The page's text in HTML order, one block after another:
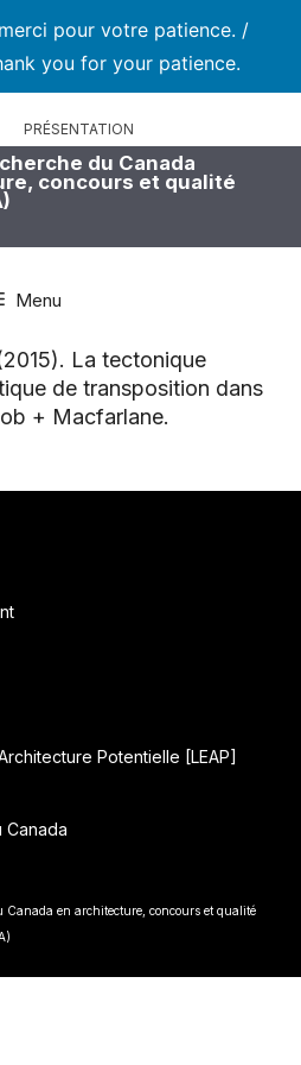
pour votre patience. /
you for your patience.
PRÉSENTATION
du Canada
concours et qualité
Menu
La tectonique
de transposition dans
+ Macfarlane.
Potentielle [LEAP]
en architecture, concours et qualité